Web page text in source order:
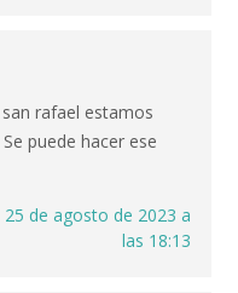
rafael estamos
puede hacer ese
25 de agosto de 2023 a
las 18:13